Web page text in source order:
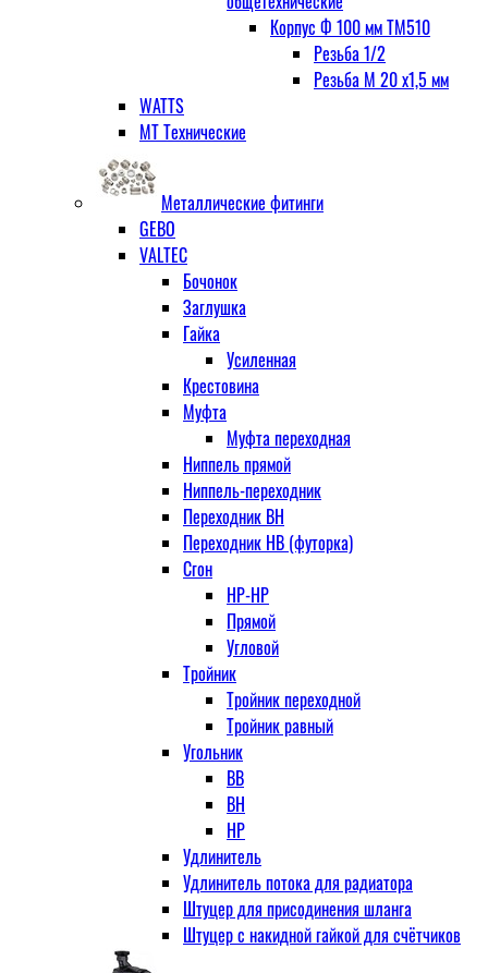
Корпус Ф 100 мм ТМ510
Резьба 1/2
Резьба М 20 х1,5 мм
WATTS
МТ Технические
Металлические фитинги
GEBO
VALTEC
Бочонок
Заглушка
Гайка
Усиленная
Крестовина
Муфта
Муфта переходная
Ниппель прямой
Ниппель-переходник
Переходник ВН
Переходник НВ (футорка)
Сгон
НР-НР
Прямой
Угловой
Тройник
Тройник переходной
Тройник равный
Угольник
ВВ
ВН
НР
Удлинитель
Удлинитель потока для радиатора
Штуцер для присодинения шланга
Штуцер с накидной гайкой для счётчиков